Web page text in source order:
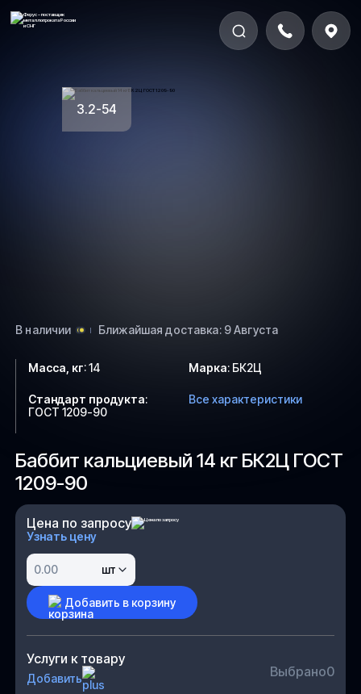
3.2-54
В наличии Ближайшая доставка: 9 Августа
Баббит кальциевый 14 кг БК2Ц ГОСТ
1209-90
Цена по запросу
Узнать цену
шт
Добавить в корзину
Услуги к товару
Добавить Выбрано0
Масса, кг:14 Марка: БК2Ц
Стандарт продукта:
ГОСТ 1209-90
Все характеристики